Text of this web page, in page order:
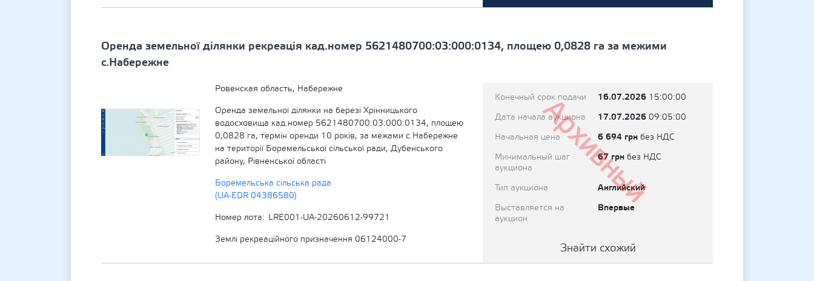
Оренда земельної ділянки рекреація кад.номер 5621480700:03:000:0134, площею 0,0828 га за межими
с.Набережне
Ровенская область, Набережне
Оренда земельної ділянки на березі Хрінницького
водосховища кад.номер 5621480700:03:000:0134, площею
0,0828 га, термін оренди 10 років, за межами с.Набережне
на території Боремельської сільської ради, Дубенського
району, Рівненської області
Боремельська сільська рада
(UA-EDR 04386580)
Номер лота
LRE001-UA-20260612-99721
Землі рекреаційного призначення 06124000-7
Архивный
Конечный срок подачи 16.07.2026 15:00:00
Дата начала аукциона
17.07.2026 09:05:00
Начальная цена
6 694 грн без НДС
Минимальный шаг
аукциона
67 грн без НДС
Тип аукциона Английский
Выставляется на
аукцион
Впервые
Знайти схожий